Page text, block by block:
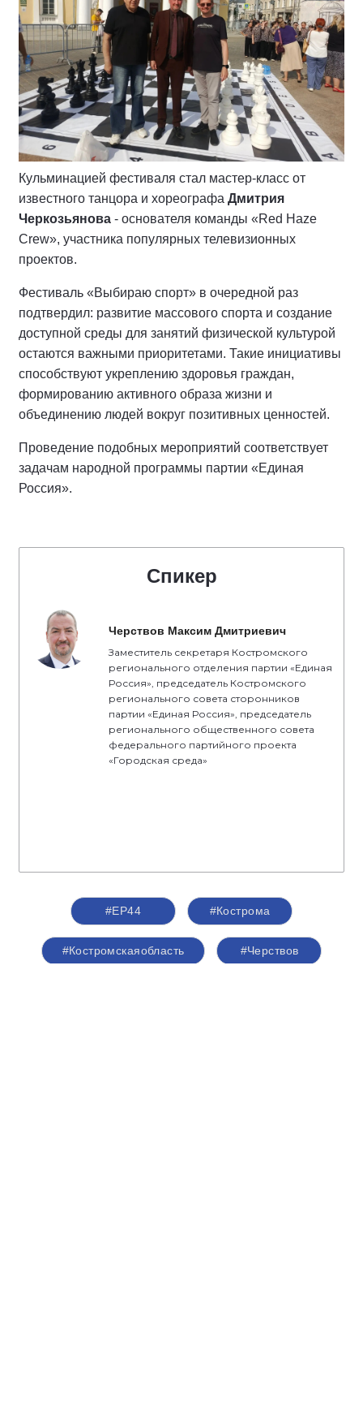
Кульминацией фестиваля стал мастер-класс от
известного танцора и хореографа Дмитрия
Черкозьянова - основателя команды «Red Haze
Crew», участника популярных телевизионных
проектов.
Фестиваль «Выбираю спорт» в очередной раз
подтвердил: развитие массового спорта и создание
доступной среды для занятий физической культурой
остаются важными приоритетами. Такие инициативы
способствуют укреплению здоровья граждан,
формированию активного образа жизни и
объединению людей вокруг позитивных ценностей.
Проведение подобных мероприятий соответствует
задачам народной программы партии «Единая
Россия».
Спикер
Черствов Максим Дмитриевич
Заместитель секретаря Костромского
регионального отделения партии «Единая
Россия», председатель Костромского
регионального совета сторонников
партии «Единая Россия», председатель
регионального общественного совета
федерального партийного проекта
«Городская среда»
#ЕР44 #Кострома
#Костромскаяобласть #Черствов